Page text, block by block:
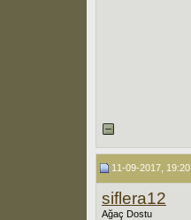
11-09-2017, 19:20
siflera12
Ağaç Dostu